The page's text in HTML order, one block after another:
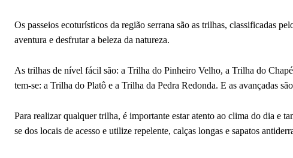
Os passeios ecoturísticos da região serrana são as trilhas, classificadas
aventura e desfrutar a beleza da natureza.
As trilhas de nível fácil são: a Trilha do Pinheiro Velho, a Trilha do
tem-se: a Trilha do Platô e a Trilha da Pedra Redonda. E as avançadas
Para realizar qualquer trilha, é importante estar atento ao clima do dia e
se dos locais de acesso e utilize repelente, calças longas e sapatos